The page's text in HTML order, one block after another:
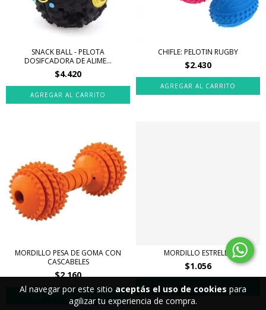
Al navegar por este sitio aceptás el uso de cookies para
agilizar tu experiencia de compra.
SNACK BALL - PELOTA
DOSIFCADORA DE ALIME...
$4.420
CHIFLE: PELOTIN RUGBY
$2.430
MORDILLO PESA DE GOMA CON
CASCABELES
$2.160
MORDILLO ESTRELLA
$1.056